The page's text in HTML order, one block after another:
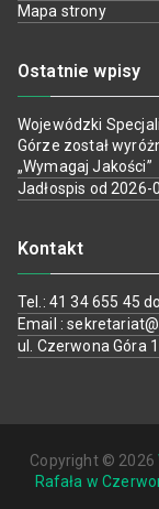
Mapa strony
Ostatnie wpisy
Wojewódzki
Górze został
„Wymagaj Jakości”
Jadłospis od
Kontakt
Tel.: 41 34 655 45
Email :
ul. Czerwona Góra
Copyright © 2026
Rafała w